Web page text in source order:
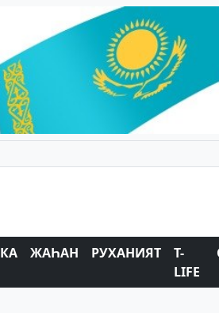
ЖАҺАН РУХАНИЯТ
T-
LIFE